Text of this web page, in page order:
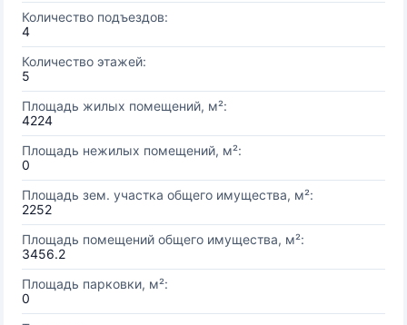
Количество подъездов:
4
Количество этажей:
5
Площадь жилых помещений, м²:
4224
Площадь нежилых помещений, м²:
0
Площадь зем. участка общего имущества, м²:
2252
Площадь помещений общего имущества, м²:
3456.2
Площадь парковки, м²:
0